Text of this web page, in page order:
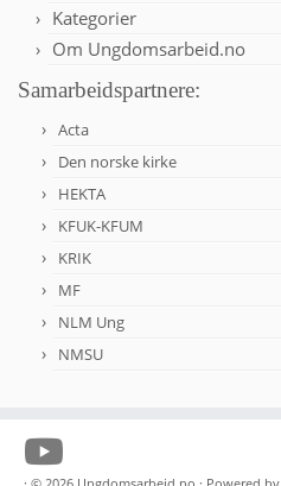
Kategorier
Om Ungdomsarbeid.no
Samarbeidspartnere:
Acta
Den norske kirke
HEKTA
KFUK-KFUM
KRIK
MF
NLM Ung
NMSU